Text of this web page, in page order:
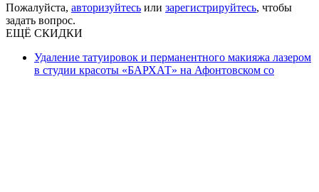
Пожалуйста, авторизуйтесь или зарегистрируйтесь, чтобы
задать вопрос.
ЕЩЁ СКИДКИ
Удаление татуировок и перманентного макияжа лазером
в студии красоты «БАРХАТ» на Афонтовском со